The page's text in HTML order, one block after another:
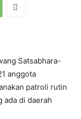
Satsabhara-
anggota
patroli rutin
ada di daerah